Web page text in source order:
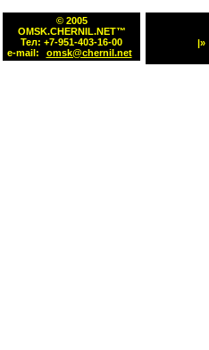
© 2005
OMSK.CHERNIL.NET™
Тел: +7-951-403-16-00
e-mail:
omsk@chernil.net
|»